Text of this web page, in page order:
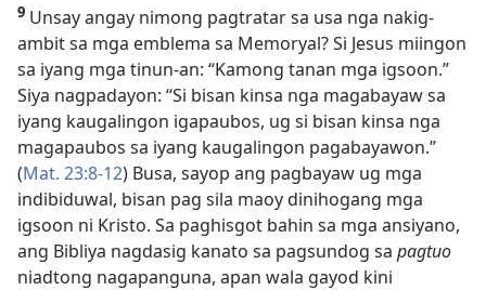
9 Unsay angay nimong pagtratar sa usa nga nakig-
ambit sa mga emblema sa Memoryal? Si Jesus miingon
sa iyang mga tinun-an: “Kamong tanan mga igsoon.”
Siya nagpadayon: “Si bisan kinsa nga magabayaw sa
iyang kaugalingon igapaubos, ug si bisan kinsa nga
magapaubos sa iyang kaugalingon pagabayawon.”
(Mat. 23:8-12) Busa, sayop ang pagbayaw ug mga
indibiduwal, bisan pag sila maoy dinihogang mga
igsoon ni Kristo. Sa paghisgot bahin sa mga ansiyano,
ang Bibliya nagdasig kanato sa pagsundog sa pagtuo
niadtong nagapanguna, apan wala gayod kini